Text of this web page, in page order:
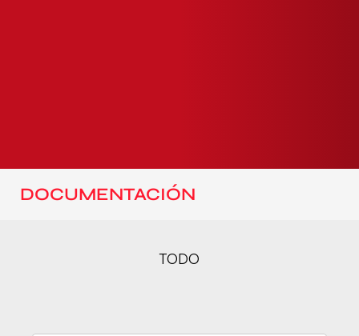
DOCUMENTACIÓN
TODO